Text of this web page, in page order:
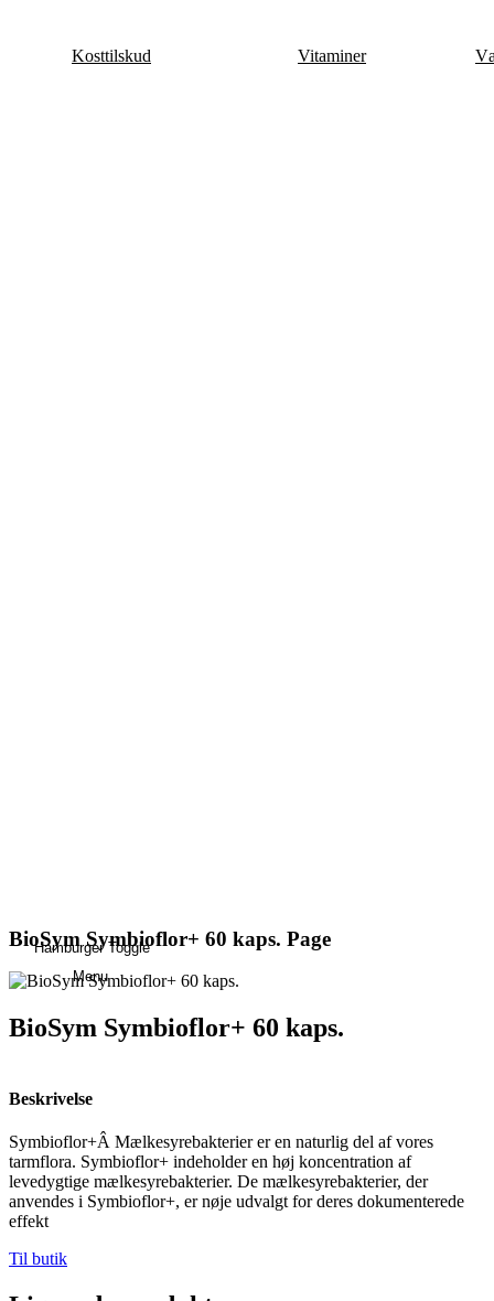
Kosttilskud Vitaminer
Hamburger Toggle
Menu
BioSym Symbioflor+ 60 kaps. Page
BioSym Symbioflor+ 60 kaps.
Beskrivelse
Symbioflor+Â Mælkesyrebakterier er en naturlig del af vores
tarmflora. Symbioflor+ indeholder en høj koncentration af
levedygtige mælkesyrebakterier. De mælkesyrebakterier, der
anvendes i Symbioflor+, er nøje udvalgt for deres dokumenterede
effekt
Til butik